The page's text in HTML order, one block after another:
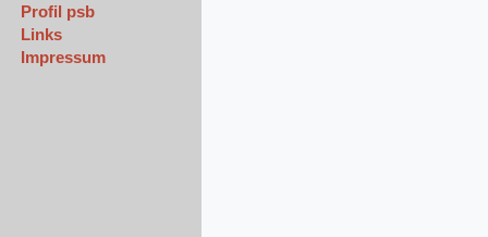
Profil psb
Links
Impressum